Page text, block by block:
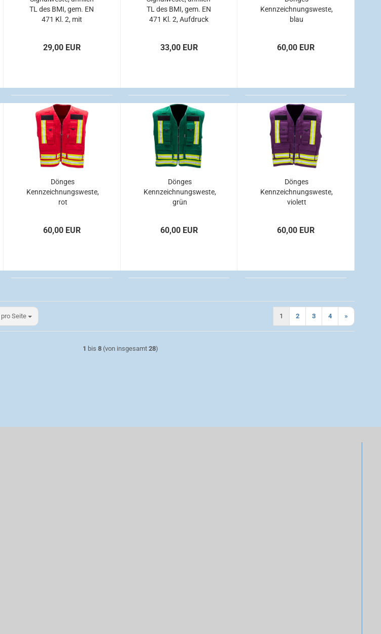
TL des BMI, gem. EN
471 Kl. 2, mit
29,00 EUR
TL des BMI, gem. EN
471 Kl. 2, Aufdruck
33,00 EUR
Kennzeichnungsweste,
blau
60,00 EUR
Dönges
Kennzeichnungsweste,
rot
60,00 EUR
Dönges
Kennzeichnungsweste,
grün
60,00 EUR
Dönges
Kennzeichnungsweste,
violett
60,00 EUR
pro Seite
Seite 1 2 3 4 »
1 bis8 (von insgesamt28)